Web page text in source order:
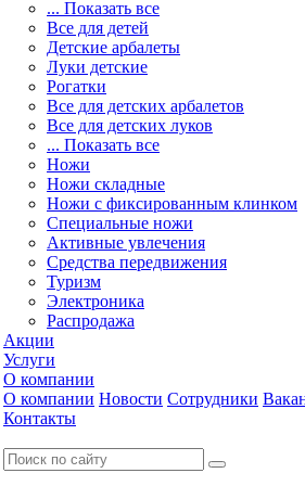
... Показать все
Все для детей
Детские арбалеты
Луки детские
Рогатки
Все для детских арбалетов
Все для детских луков
... Показать все
Ножи
Ножи складные
Ножи с фиксированным клинком
Специальные ножи
Активные увлечения
Средства передвижения
Туризм
Электроника
Распродажа
Акции
Услуги
О компании
О компании Новости Сотрудники
Контакты